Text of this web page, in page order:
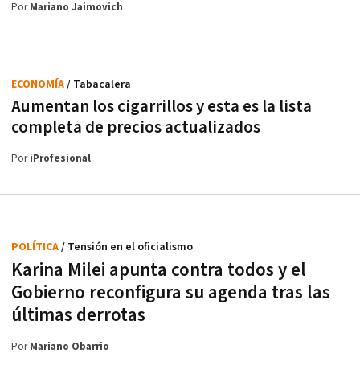
PorMariano Jaimovich
Aumentan los cigarrillos y esta es la lista
completa de precios actualizados
ECONOMÍA/ Tabacalera
PoriProfesional
Karina Milei apunta contra todos y el
Gobierno reconfigura su agenda tras las
últimas derrotas
POLÍTICA/ Tensión en el oficialismo
PorMariano Obarrio